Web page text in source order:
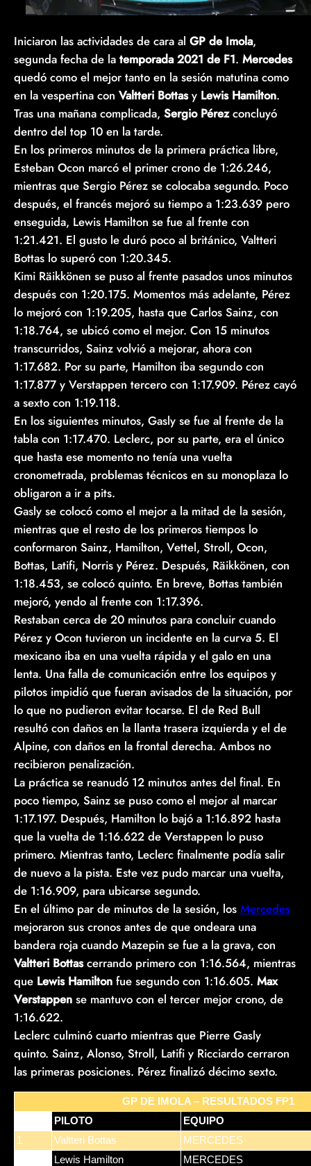
Iniciaron las actividades de cara al GP de Imola,
segunda fecha de la temporada 2021 de F1. Mercedes
quedó como el mejor tanto en la sesión matutina como
en la vespertina con Valtteri Bottasy Lewis Hamilton.
Tras una mañana complicada, Sergio Pérezconcluyó
dentro del top 10 en la tarde.
En los primeros minutos de la primera práctica libre,
Esteban Ocon marcó el primer crono de 1:26.246,
mientras que Sergio Pérez se colocaba segundo. Poco
después, el francés mejoró su tiempo a 1:23.639 pero
enseguida, Lewis Hamilton se fue al frente con
1:21.421. El gusto le duró poco al británico, Valtteri
Bottas lo superó con 1:20.345.
Kimi Räikkönen se puso al frente pasados unos minutos
después con 1:20.175. Momentos más adelante, Pérez
lo mejoró con 1:19.205, hasta que Carlos Sainz, con
1:18.764, se ubicó como el mejor. Con 15 minutos
transcurridos, Sainz volvió a mejorar, ahora con
1:17.682. Por su parte, Hamilton iba segundo con
1:17.877 y Verstappen tercero con 1:17.909. Pérez cayó
a sexto con 1:19.118.
En los siguientes minutos, Gasly se fue al frente de la
tabla con 1:17.470. Leclerc, por su parte, era el único
que hasta ese momento no tenía una vuelta
cronometrada, problemas técnicos en su monoplaza lo
obligaron a ir a pits.
Gasly se colocó como el mejor a la mitad de la sesión,
mientras que el resto de los primeros tiempos lo
conformaron Sainz, Hamilton, Vettel, Stroll, Ocon,
Bottas, Latifi, Norris y Pérez. Después, Räikkönen, con
1:18.453, se colocó quinto. En breve, Bottas también
mejoró, yendo al frente con 1:17.396.
Restaban cerca de 20 minutos para concluir cuando
Pérez y Ocon tuvieron un incidente en la curva 5. El
mexicano iba en una vuelta rápida y el galo en una
lenta. Una falla de comunicación entre los equipos y
pilotos impidió que fueran avisados de la situación, por
lo que no pudieron evitar tocarse. El de Red Bull
resultó con daños en la llanta trasera izquierda y el de
Alpine, con daños en la frontal derecha. Ambos no
recibieron penalización.
La práctica se reanudó 12 minutos antes del final. En
poco tiempo, Sainz se puso como el mejor al marcar
1:17.197. Después, Hamilton lo bajó a 1:16.892 hasta
que la vuelta de 1:16.622 de Verstappen lo puso
primero. Mientras tanto, Leclerc finalmente podía salir
de nuevo a la pista. Este vez pudo marcar una vuelta,
de 1:16.909, para ubicarse segundo.
En el último par de minutos de la sesión, los Mercedes
mejoraron sus cronos antes de que ondeara una
bandera roja cuando Mazepin se fue a la grava, con
Valtteri Bottascerrando primero con 1:16.564, mientras
que Lewis Hamilton fue segundo con 1:16.605. Max
Verstappen se mantuvo con el tercer mejor crono, de
1:16.622.
Leclerc culminó cuarto mientras que Pierre Gasly
quinto. Sainz, Alonso, Stroll, Latifi y Ricciardo cerraron
las primeras posiciones. Pérez finalizó décimo sexto.
GP DE IMOLA – RESULTADOS FP1
PILOTO
EQUIPO
1
Valtteri Bottas
MERCEDES
Lewis Hamilton MERCEDES